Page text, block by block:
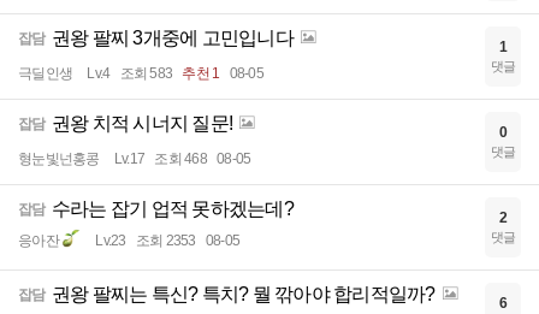
잡담 권왕 팔찌 3개중에 고민입니다
극딜인생 Lv.4 조회 583 추천 1 08-05
1
댓글
잡담 권왕 치적 시너지 질문!
형눈빛넌홍콩 Lv.17 조회 468 08-05
0
댓글
잡담 수라는 잡기 업적 못하겠는데?
응아잔 Lv.23 조회 2353 08-05
2
댓글
잡담 권왕 팔찌는 특신? 특치? 뭘 깎아야 합리적일까? 6